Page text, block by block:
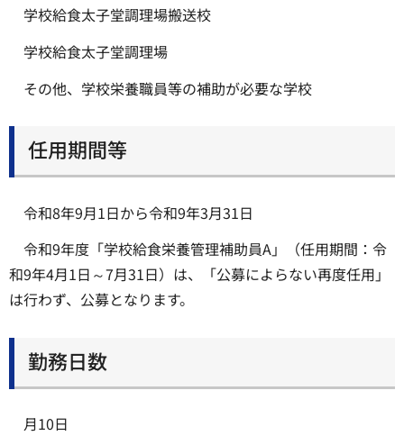
学校給食太子堂調理場搬送校
学校給食太子堂調理場
その他、学校栄養職員等の補助が必要な学校
任用期間等
令和8年9月1日から令和9年3月31日
令和9年度「学校給食栄養管理補助員A」（任用期間：令
和9年4月1日～7月31日）は、「公募によらない再度任用」
は行わず、公募となります。
勤務日数
月10日